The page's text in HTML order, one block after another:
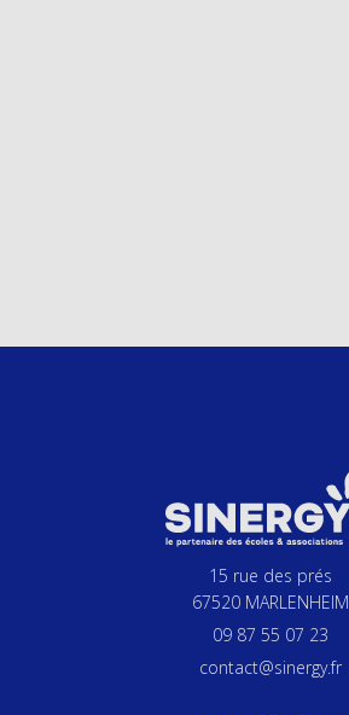
15 rue des prés
67520 MARLENHEIM
09 87 55 07 23
contact@sinergy.fr